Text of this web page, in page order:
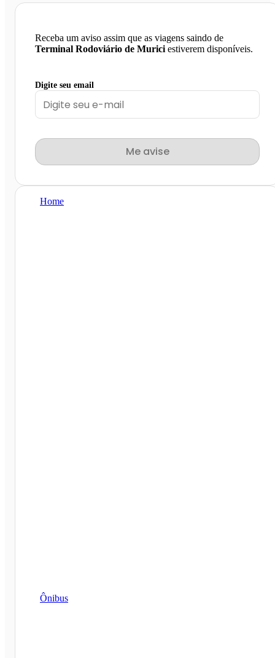
Receba um aviso assim que as viagens saindo de
Terminal Rodoviário de Murici estiverem disponíveis.
Digite seu email
Me avise
Home
Ônibus